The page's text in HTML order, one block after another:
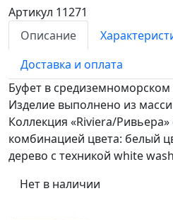
Артикул 11271
Описание
Доставка и оплата
Буфет в
Изделие выполнено из
Коллекция «Riviera/
комбинацией цвета: белый
дерево с техникой white
Нет в наличии